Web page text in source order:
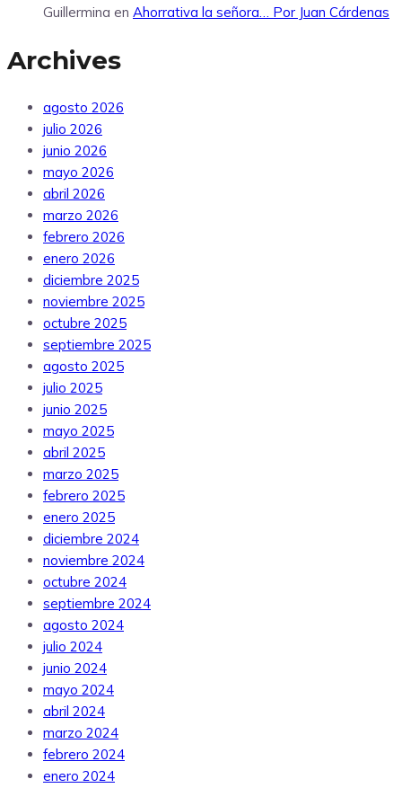
Guillermina en Ahorrativa la señora… Por Juan Cárdenas
Archives
agosto 2026
julio 2026
junio 2026
mayo 2026
abril 2026
marzo 2026
febrero 2026
enero 2026
diciembre 2025
noviembre 2025
octubre 2025
septiembre 2025
agosto 2025
julio 2025
junio 2025
mayo 2025
abril 2025
marzo 2025
febrero 2025
enero 2025
diciembre 2024
noviembre 2024
octubre 2024
septiembre 2024
agosto 2024
julio 2024
junio 2024
mayo 2024
abril 2024
marzo 2024
febrero 2024
enero 2024